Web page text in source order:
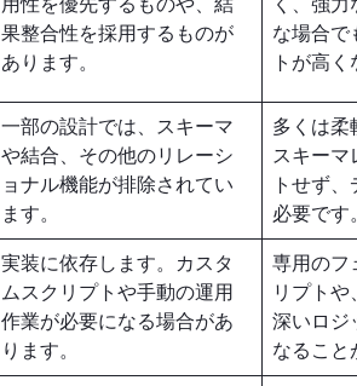
果整合性を採用するものが
あります。
な場合で
トが高く
一部の設計では、スキーマ
や結合、その他のリレーシ
ョナル機能が排除されてい
ます。
多くは柔
スキーマ
トせず
必要です。
実装に依存します。カスタ
ムスクリプトや手動の運用
作業が必要になる場合があ
ります。
専用のフ
リプト
深いロジ
なること